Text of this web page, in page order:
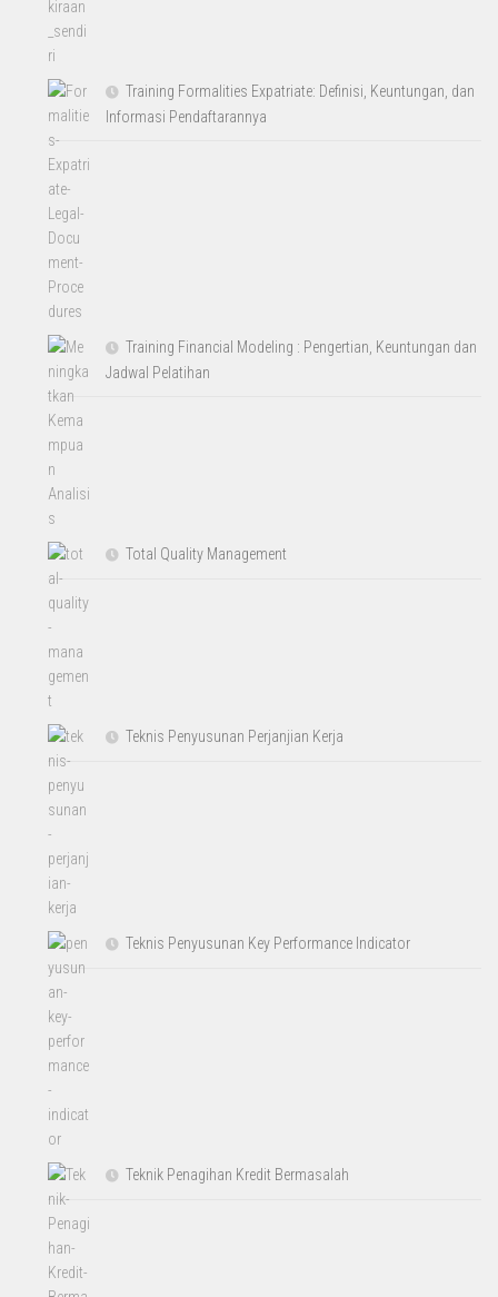
Training Formalities Expatriate: Definisi, Keuntungan, dan
Informasi Pendaftarannya
Training Financial Modeling : Pengertian, Keuntungan dan
Jadwal Pelatihan
Total Quality Management
Teknis Penyusunan Perjanjian Kerja
Teknis Penyusunan Key Performance Indicator
Teknik Penagihan Kredit Bermasalah